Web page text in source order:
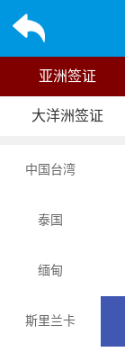
亚洲签证
大洋洲签证
中国台湾
泰国
缅甸
斯里兰卡